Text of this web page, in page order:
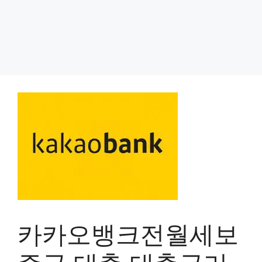
카카오뱅크전월세보